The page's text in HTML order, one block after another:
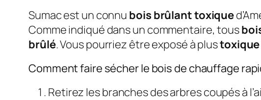
Sumac est un connu bois brûlant toxique
Comme indiqué dans un commentaire, tous
brûlé. Vous pourriez être exposé à plustoxique
Comment faire sécher le bois de chauffage
Retirez les branches des arbres coupés à